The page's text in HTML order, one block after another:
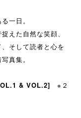
一日。
えた自然な笑顔、
そして読者と心を
真集。
& VOL.2] ※２